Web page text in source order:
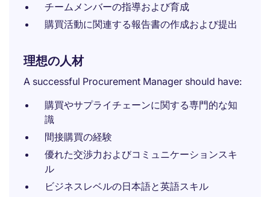
チームメンバーの指導および育成
購買活動に関連する報告書の作成および提出
理想の人材
A successful Procurement Manager should have:
購買やサプライチェーンに関する専門的な知
識
間接購買の経験
優れた交渉力およびコミュニケーションスキ
ル
ビジネスレベルの日本語と英語スキル